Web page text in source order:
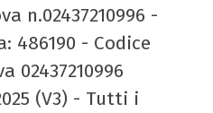
n.02437210996 -
486190 - Codice
02437210996
(V3) - Tutti i